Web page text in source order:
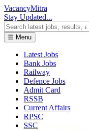
VacancyMitra
Stay Updated...
☰ Menu
Latest Jobs
Bank Jobs
Railway
Defence Jobs
Admit Card
RSSB
Current Affairs
RPSC
SSC